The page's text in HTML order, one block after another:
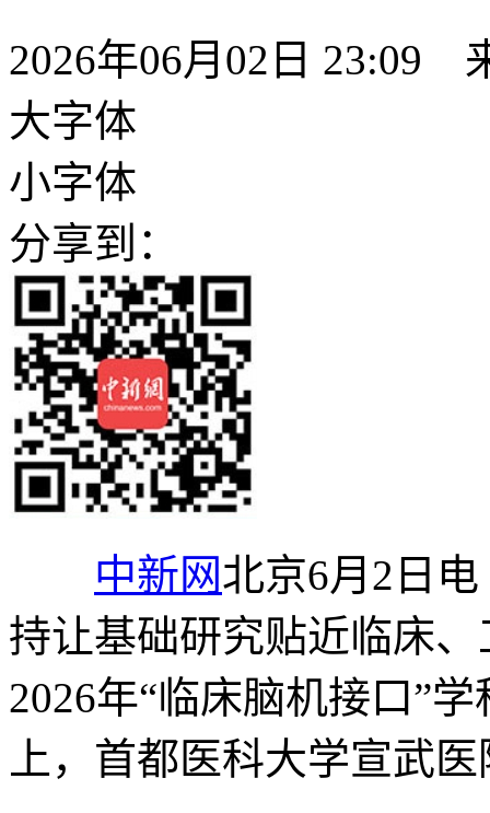
2026年06月02日 23:09
大字体
小字体
分享到：
中新网北京6月2日
持让基础研究贴近临床
2026年“临床脑机接口”
上，首都医科大学宣武